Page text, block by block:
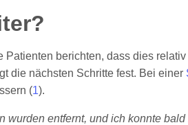
berichten, dass dies
die nächsten Schritte fest. Bei einer
(1).
wurden entfernt, und ich konnte